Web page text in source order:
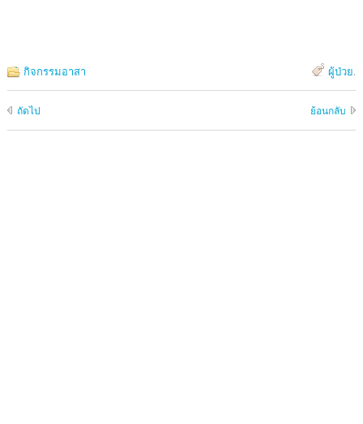
กิจกรรมอาสา ผู้ป่วย.
ถัดไป ย้อนกลับ